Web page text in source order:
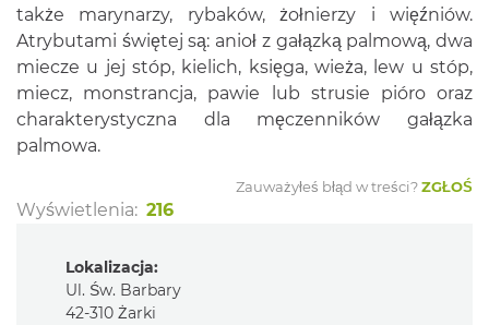
także marynarzy, rybaków, żołnierzy i więźniów.
Atrybutami świętej są: anioł z gałązką palmową, dwa
miecze u jej stóp, kielich, księga, wieża, lew u stóp,
miecz, monstrancja, pawie lub strusie pióro oraz
charakterystyczna dla męczenników gałązka
palmowa.
Zauważyłeś błąd w treści?ZGŁOŚ
Wyświetlenia: 216
Lokalizacja:
Ul. Św. Barbary
42-310 Żarki